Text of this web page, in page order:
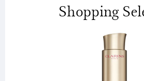
Shopping